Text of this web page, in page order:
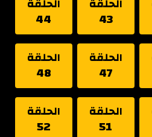
43
44
الحلقة
47
الحلقة
48
الحلقة
51
الحلقة
52